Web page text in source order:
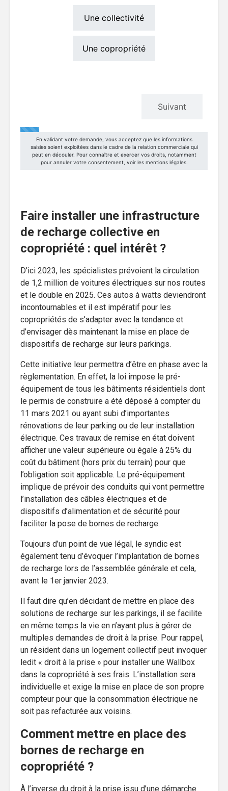
Faire installer une infrastructure
de recharge collective en
copropriété : quel intérêt ?
D’ici 2023, les spécialistes prévoient la circulation
de 1,2 million de voitures électriques sur nos routes
et le double en 2025. Ces autos à watts deviendront
incontournables et il est impératif pour les
copropriétés de s’adapter avec la tendance et
d’envisager dès maintenant la mise en place de
dispositifs de recharge sur leurs parkings.
Cette initiative leur permettra d’être en phase avec la
règlementation. En effet, la loi impose le pré-
équipement de tous les bâtiments résidentiels dont
le permis de construire a été déposé à compter du
11 mars 2021 ou ayant subi d’importantes
rénovations de leur parking ou de leur installation
électrique. Ces travaux de remise en état doivent
afficher une valeur supérieure ou égale à 25% du
coût du bâtiment (hors prix du terrain) pour que
l’obligation soit applicable. Le pré-équipement
implique de prévoir des conduits qui vont permettre
l’installation des câbles électriques et de
dispositifs d’alimentation et de sécurité pour
faciliter la pose de bornes de recharge.
Toujours d’un point de vue légal, le syndic est
également tenu d’évoquer l’implantation de bornes
de recharge lors de l’assemblée générale et cela,
avant le 1er janvier 2023.
Il faut dire qu’en décidant de mettre en place des
solutions de recharge sur les parkings, il se facilite
en même temps la vie en n’ayant plus à gérer de
multiples demandes de droit à la prise. Pour rappel,
un résident dans un logement collectif peut invoquer
ledit « droit à la prise » pour installer une Wallbox
dans la copropriété à ses frais. L’installation sera
individuelle et exige la mise en place de son propre
compteur pour que la consommation électrique ne
soit pas refacturée aux voisins.
Comment mettre en place des
bornes de recharge en
copropriété ?
À l’inverse du droit à la prise issu d’une démarche